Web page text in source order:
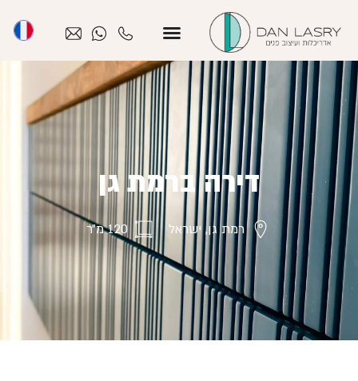
דירה ברמת גן
רמת גן, ישראל 120 מ״ר